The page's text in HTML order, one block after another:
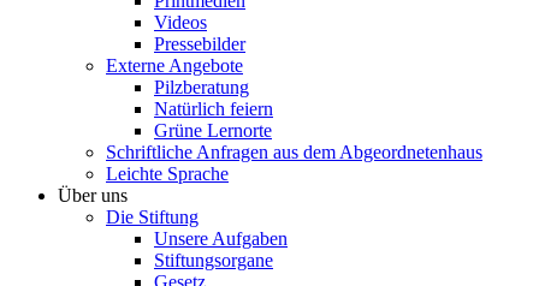
Videos
Pressebilder
Externe Angebote
Pilzberatung
Natürlich feiern
Grüne Lernorte
Schriftliche Anfragen aus dem Abgeordnetenhaus
Leichte Sprache
Über uns
Die Stiftung
Unsere Aufgaben
Stiftungsorgane
Gesetz